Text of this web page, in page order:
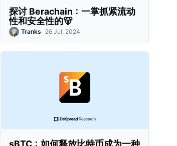
探讨 Berachain：一掌抓紧流动
性和安全性的🐻
Tranks 26 Jul, 2024